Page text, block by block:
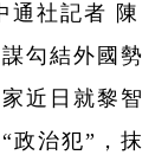
通社記者 陳
勾結外國勢
近日就黎智
政治犯”，抹